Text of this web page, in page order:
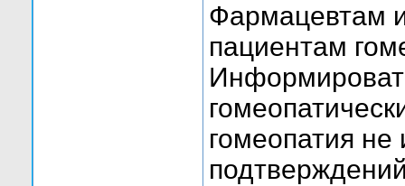
Фармацевтам
пациентам
гомеопатия